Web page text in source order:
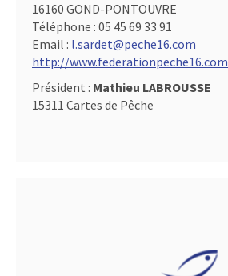
16160 GOND-PONTOUVRE
Téléphone : 05 45 69 33 91
Email : l.sardet@peche16.com
http://www.federationpeche16.com
Président : Mathieu LABROUSSE
15311 Cartes de Pêche